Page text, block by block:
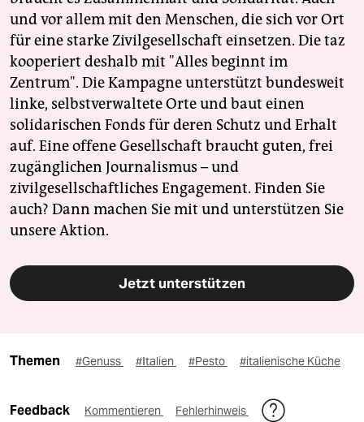
und vor allem mit den Menschen, die sich vor Ort
für eine starke Zivilgesellschaft einsetzen. Die taz
kooperiert deshalb mit "Alles beginnt im
Zentrum". Die Kampagne unterstützt bundesweit
linke, selbstverwaltete Orte und baut einen
solidarischen Fonds für deren Schutz und Erhalt
auf. Eine offene Gesellschaft braucht guten, frei
zugänglichen Journalismus – und
zivilgesellschaftliches Engagement. Finden Sie
auch? Dann machen Sie mit und unterstützen Sie
unsere Aktion.
Jetzt unterstützen
Themen #Genuss #Italien #Pesto #italienische Küche
Feedback Kommentieren Fehlerhinweis